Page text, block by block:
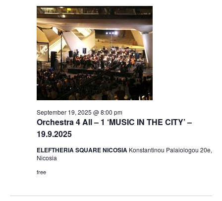
Orchestra 4 All – 1 ‘MUSIC IN THE CITY’ –
19.9.2025
September 19, 2025 @ 8:00 pm
ELEFTHERIA SQUARE NICOSIA Konstantinou Palaiologou 20e,
Nicosia
free